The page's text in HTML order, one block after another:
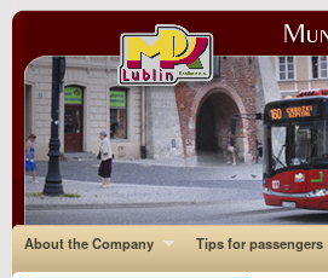
About the Company Tips for passengers